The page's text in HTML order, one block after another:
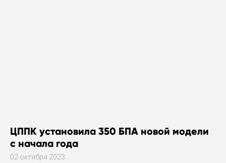
ЦППК установила 350 БПА новой модели
с начала года
02 октября 2023